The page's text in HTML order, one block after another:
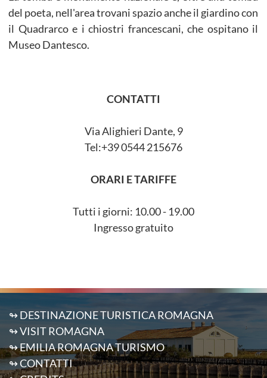
del poeta, nell'area trovani spazio anche il giardino con
il Quadrarco e i chiostri francescani, che ospitano il
Museo Dantesco.
CONTATTI
Via Alighieri Dante, 9
Tel:+39 0544 215676
ORARI E TARIFFE
Tutti i giorni: 10.00 - 19.00
Ingresso gratuito
↬ DESTINAZIONE TURISTICA ROMAGNA
↬ VISIT ROMAGNA
↬ EMILIA ROMAGNA TURISMO
↬ CONTATTI